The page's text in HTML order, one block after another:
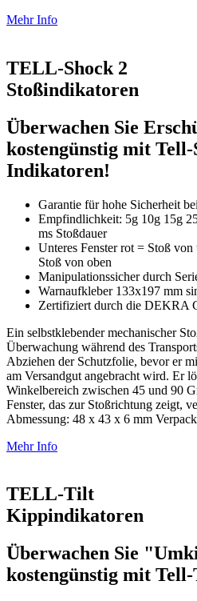
Mehr Info
TELL-Shock 2
Stoß­indikatoren
Überwachen Sie
kostengünstig mit Tell-
Indikatoren!
Garantie für hohe Sicherheit
Empfindlichkeit: 5g 10g 15g
ms Stoßdauer
Unteres Fenster rot = Stoß
Stoß von oben
Manipulationssicher durch
Warnaufkleber 133x197 mm
Zertifiziert durch die DEKRA
Ein selbstklebender mechanischer
Überwachung während des
Abziehen der Schutzfolie, bevor er
am Versandgut angebracht wird. Er
Winkelbereich zwischen 45 und 90
Fenster, das zur Stoßrichtung zeigt,
Abmessung: 48 x 43 x 6 mm
Mehr Info
TELL-Tilt
Kipp­indikatoren
Überwachen Sie
kostengünstig mit